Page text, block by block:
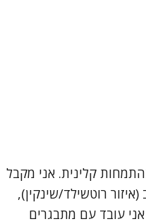
קלינית. אני מקבל
רוטשילד/שינקין),
אני עובד עם מתבגרים